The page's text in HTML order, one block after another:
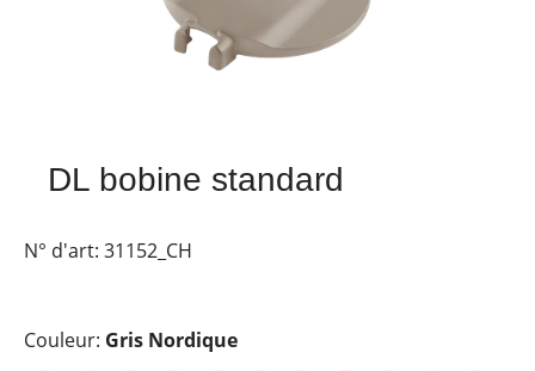
DL bobine standard
N° d'art: 31152_CH
Couleur: Gris Nordique